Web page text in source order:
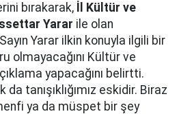
bırakarak,
İl Kültür ve
Yarar ile olan
Yarar ilkin konuyla ilgili bir
olmayacağını Kültür ve
yapacağını belirtti.
tanışıklığımız eskidir. Biraz
ya da müspet bir şey